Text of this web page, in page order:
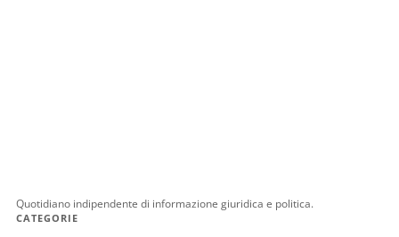
Quotidiano indipendente di informazione giuridica e politica.
CATEGORIE